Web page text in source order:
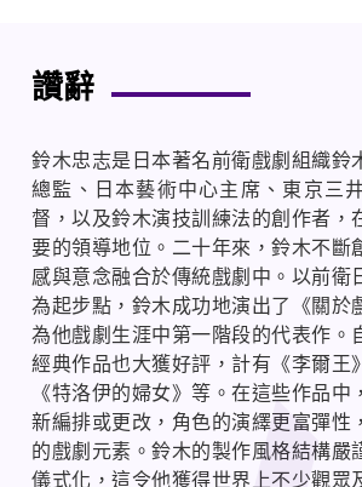
讚辭
鈴木忠志是日本著名前衛戲劇組織鈴
總監、日本藝術中心主席、東京三
督，以及鈴木演技訓練法的創作者，
要的領導地位。二十年來，鈴木不斷
感與意念融合於傳統戲劇中。以前衛
為起步點，鈴木成功地演出了《關於
為他戲劇生涯中第一階段的代表作。
經典作品也大獲好評，計有《李爾王
《特洛伊的婦女》等。在這些作品中
新編排或更改，角色的演繹更富彈性
的戲劇元素。鈴木的製作風格結構嚴
儀式化，這令他獲得世界上不少觀眾